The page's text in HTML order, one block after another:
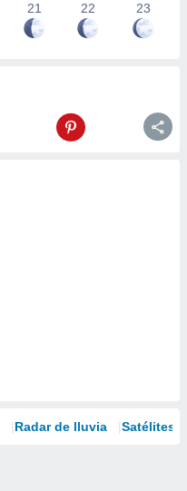
21 22 23
Radar de lluvia Satélites